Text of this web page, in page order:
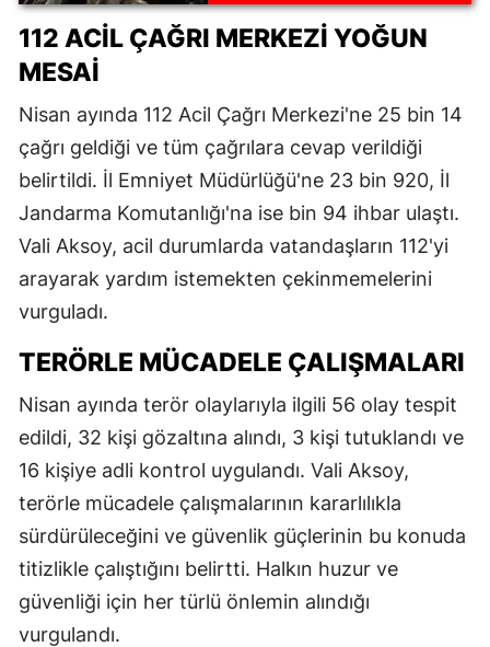
112 ACIL ÇAĞRI MERKEZI YOĞUN
MESAI
Nisan ayında 112 Acil Çağrı Merkezi'ne 25 bin 14
çağrı geldiği ve tüm çağrılara cevap verildiği
belirtildi. İl Emniyet Müdürlüğü'ne 23 bin 920, İl
Jandarma Komutanlığı'na ise bin 94 ihbar ulaştı.
Vali Aksoy, acil durumlarda vatandaşların 112'yi
arayarak yardım istemekten çekinmemelerini
vurguladı.
TERÖRLE MÜCADELE ÇALIŞMALARI
Nisan ayında terör olaylarıyla ilgili 56 olay tespit
edildi, 32 kişi gözaltına alındı, 3 kişi tutuklandı ve
16 kişiye adli kontrol uygulandı. Vali Aksoy,
terörle mücadele çalışmalarının kararlılıkla
sürdürüleceğini ve güvenlik güçlerinin bu konuda
titizlikle çalıştığını belirtti. Halkın huzur ve
güvenliği için her türlü önlemin alındığı
vurgulandı.